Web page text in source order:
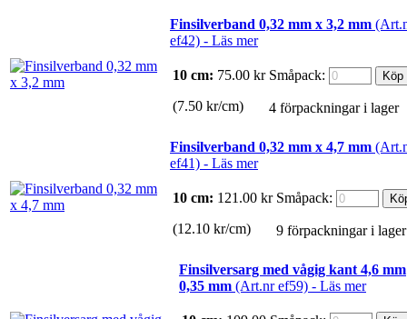
Finsilverband 0,32 mm x 3,2 mm
ef42) - Läs mer
10 cm: 75.00 kr
(7.50 kr/cm)
Småpack:
4 förpackningar i lager
Finsilverband 0,32 mm x 4,7 mm
ef41) - Läs mer
10 cm: 121.00 kr
(12.10 kr/cm)
Småpack:
9 förpackningar i lager
Finsilversarg med vågig kant 4,6 mm
0,35 mm (Art.nr ef59) - Läs mer